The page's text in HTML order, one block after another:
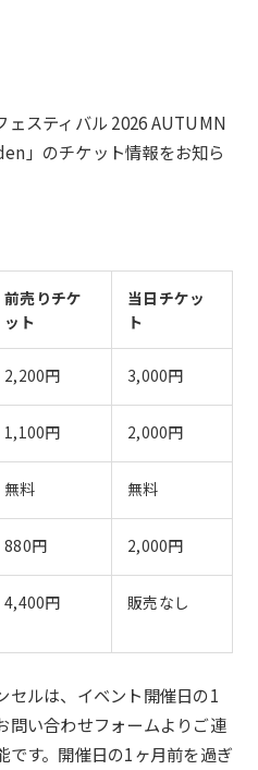
ェスティバル 2026 AUTUMN
」のチケット情報をお知ら
前売りチケ
ット
当日チケッ
ト
2,200円 3,000円
1,100円 2,000円
無料 無料
880円 2,000円
4,400円 販売なし
ルは、イベント開催日の1
問い合わせフォームよりご連
す。開催日の1ヶ月前を過ぎ